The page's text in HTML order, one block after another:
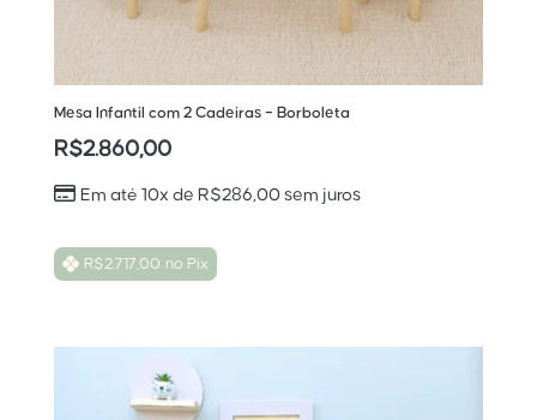
Mesa Infantil com 2 Cadeiras – Borboleta
R$2.860,00
Em até 10x de R$286,00 sem juros
R$2.717,00 no Pix